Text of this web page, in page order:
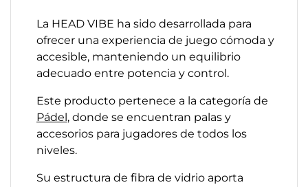
La HEAD VIBE ha sido desarrollada para
ofrecer una experiencia de juego cómoda y
accesible, manteniendo un equilibrio
adecuado entre potencia y control.
Este producto pertenece a la categoría de
Pádel, donde se encuentran palas y
accesorios para jugadores de todos los
niveles.
Su estructura de fibra de vidrio aporta